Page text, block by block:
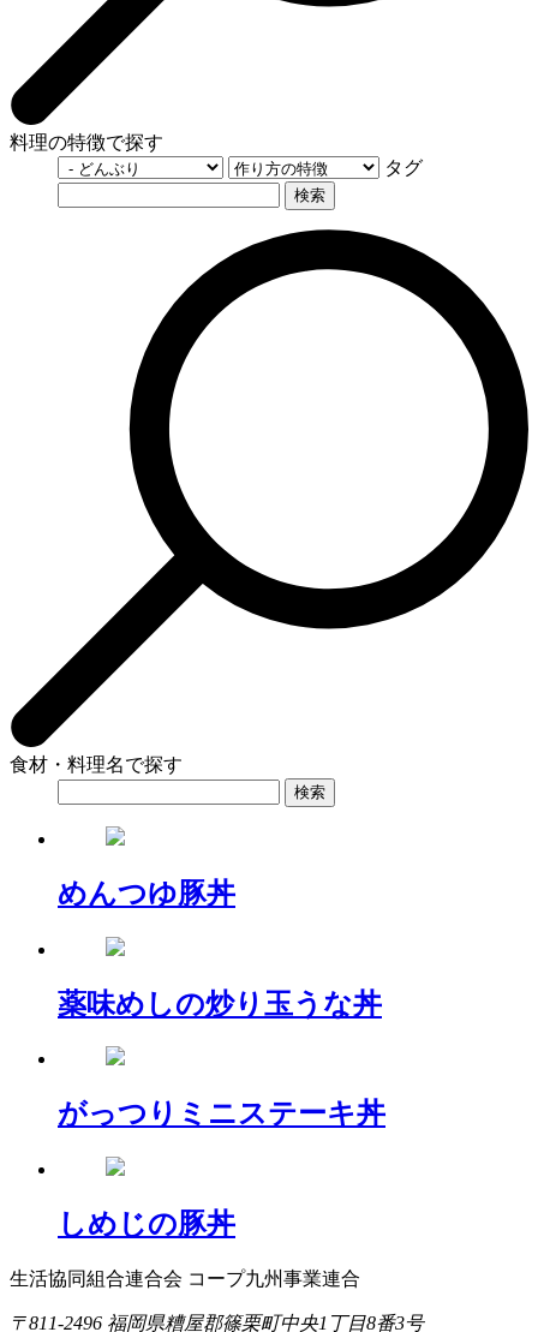
料理の特徴で探す
タグ
食材・料理名で探す
めんつゆ豚丼
薬味めしの炒り玉うな丼
がっつりミニステーキ丼
しめじの豚丼
生活協同組合連合会 コープ九州事業連合
〒811-2496 福岡県糟屋郡篠栗町中央1丁目8番3号